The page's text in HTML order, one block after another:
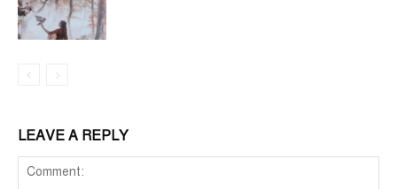
LEAVE A REPLY